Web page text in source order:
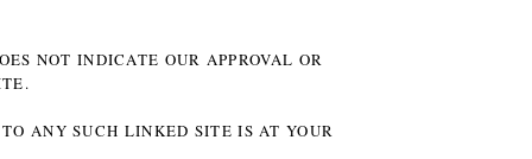
NOT INDICATE OUR APPROVAL OR
ANY SUCH LINKED SITE IS AT YOUR